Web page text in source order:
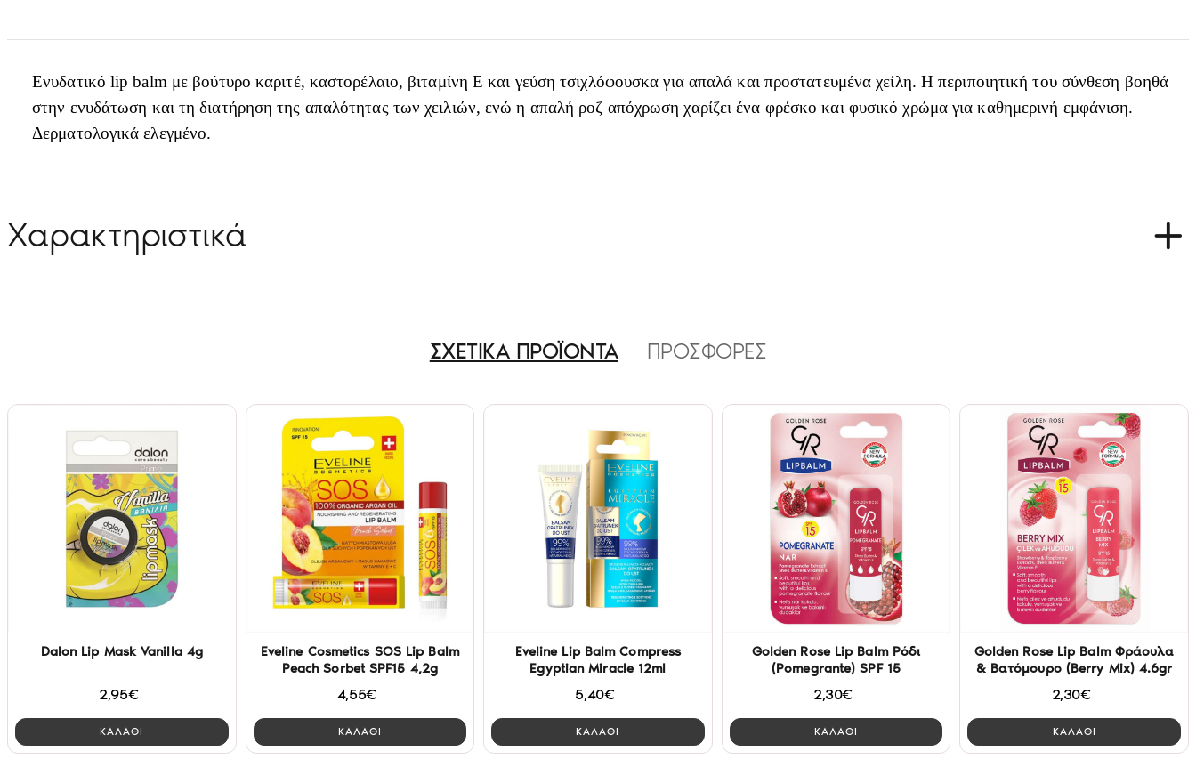
Ενυδατικό lip balm με βούτυρο καριτέ, καστορέλαιο, βιταμίνη Ε και γεύση τσιχλόφουσκα για απαλά και προστατευμένα χείλη. Η περιποιητική του σύνθεση βοηθά
στην ενυδάτωση και τη διατήρηση της απαλότητας των χειλιών, ενώ η απαλή ροζ απόχρωση χαρίζει ένα φρέσκο και φυσικό χρώμα για καθημερινή εμφάνιση.
Δερματολογικά ελεγμένο.
Χαρακτηριστικά
ΣΧΕΤΙΚΑ ΠΡΟΪΟΝΤΑ ΠΡΟΣΦΟΡΕΣ
Dalon Lip Mask Vanilla 4g
2,95€
ΚΑΛΑΘΙ
Eveline Cosmetics SOS Lip Balm
Peach Sorbet SPF15 4,2g
4,55€
ΚΑΛΑΘΙ
Eveline Lip Balm Compress
Egyptian Miracle 12ml
5,40€
ΚΑΛΑΘΙ
Golden Rose Lip Balm Ρόδι
(Pomegrante) SPF 15
2,30€
ΚΑΛΑΘΙ
Golden Rose Lip Balm Φράουλα
& Βατόμουρο (Berry Mix) 4.6gr
2,30€
ΚΑΛΑΘΙ